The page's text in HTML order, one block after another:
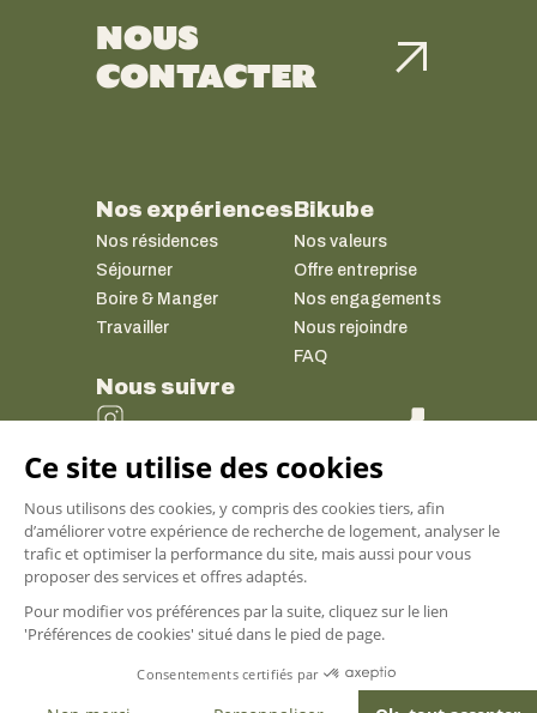
NOUS
CONTACTER
Nos expériences
Nos résidences
Séjourner
Boire & Manger
Travailler
Bikube
Nos valeurs
Offre entreprise
Nos engagements
Nous rejoindre
FAQ
Nous suivre
Mentions légales
Données personnelles et politique de confidentialité
Conditions générales de vente